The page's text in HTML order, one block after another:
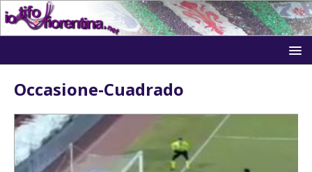
Occasione-Cuadrado